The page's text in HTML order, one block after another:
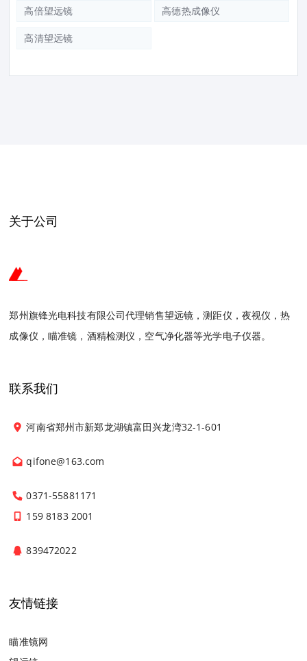
高倍望远镜 高德热成像仪
高清望远镜
关于公司
郑州旗锋光电科技有限公司代理销售望远镜，测距仪，夜视仪，热
成像仪，瞄准镜，酒精检测仪，空气净化器等光学电子仪器。
联系我们
河南省郑州市新郑龙湖镇富田兴龙湾32-1-601
qifone@163.com
0371-55881171
159 8183 2001
839472022
友情链接
瞄准镜网